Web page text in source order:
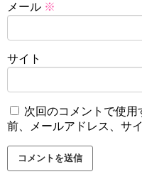
メール ※
サイト
次回のコメントで使
前、メールアドレス、サ